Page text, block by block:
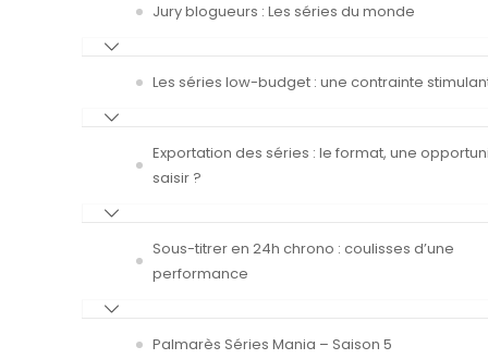
Jury blogueurs : Les séries du monde
Les séries low-budget : une contrainte
Exportation des séries : le format, une
saisir ?
Sous-titrer en 24h chrono : coulisses d’une
performance
Palmarès Séries Mania – Saison 5